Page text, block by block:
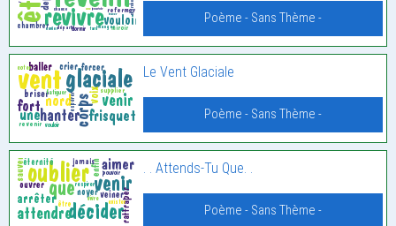
Poème - Sans Thème -
Le Vent Glaciale
Poème - Sans Thème -
. . Attends-Tu Que. .
Poème - Sans Thème -